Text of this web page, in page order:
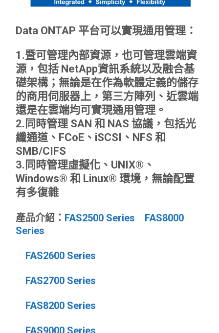
Data ONTAP 平台可以實現通用管理：
1.暨可管理內部資源，也可管理雲端資
源，包括 NetApp資訊系統以及融合基
礎架構；無論是在作為軟體定義的儲存
的商用伺服器上，第三方陣列、近雲端
還是在雲端均可實現通用管理。
2.同時管理 SAN 和 NAS 協議，包括光
纖通道、FCoE、iSCSI、NFS 和
SMB/CIFS
3.同時管理虛擬化、UNIX®、
Windows® 和 Linux® 環境，無論配置
有多復雜
產品介紹： FAS2500 Series
FAS8000
Series
FAS2600 Series
FAS2700 Series
FAS8200 Series
FAS9000 Series